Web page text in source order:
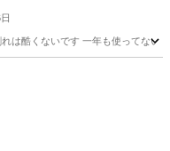
は酷くないです 一年も使ってない